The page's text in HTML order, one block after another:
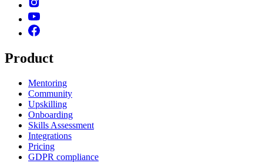
Product
Mentoring
Community
Upskilling
Onboarding
Skills Assessment
Integrations
Pricing
GDPR compliance